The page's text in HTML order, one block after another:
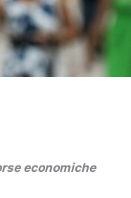
economiche